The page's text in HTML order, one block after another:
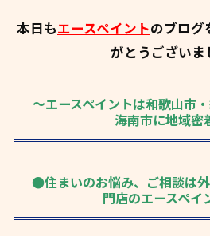
本日もエースペイントのブログ
がとうございま
～エースペイントは和歌山市
海南市に地域密
●住まいのお悩み、ご相談は
門店のエースペ